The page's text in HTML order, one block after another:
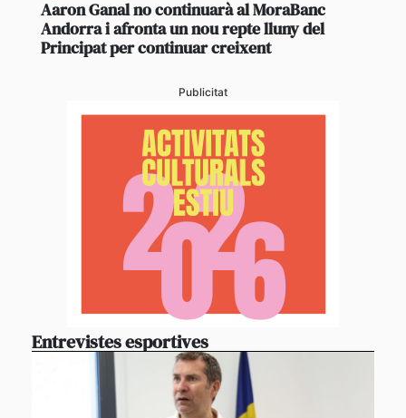
Aaron Ganal no continuarà al MoraBanc
Andorra i afronta un nou repte lluny del
Principat per continuar creixent
Publicitat
Entrevistes esportives